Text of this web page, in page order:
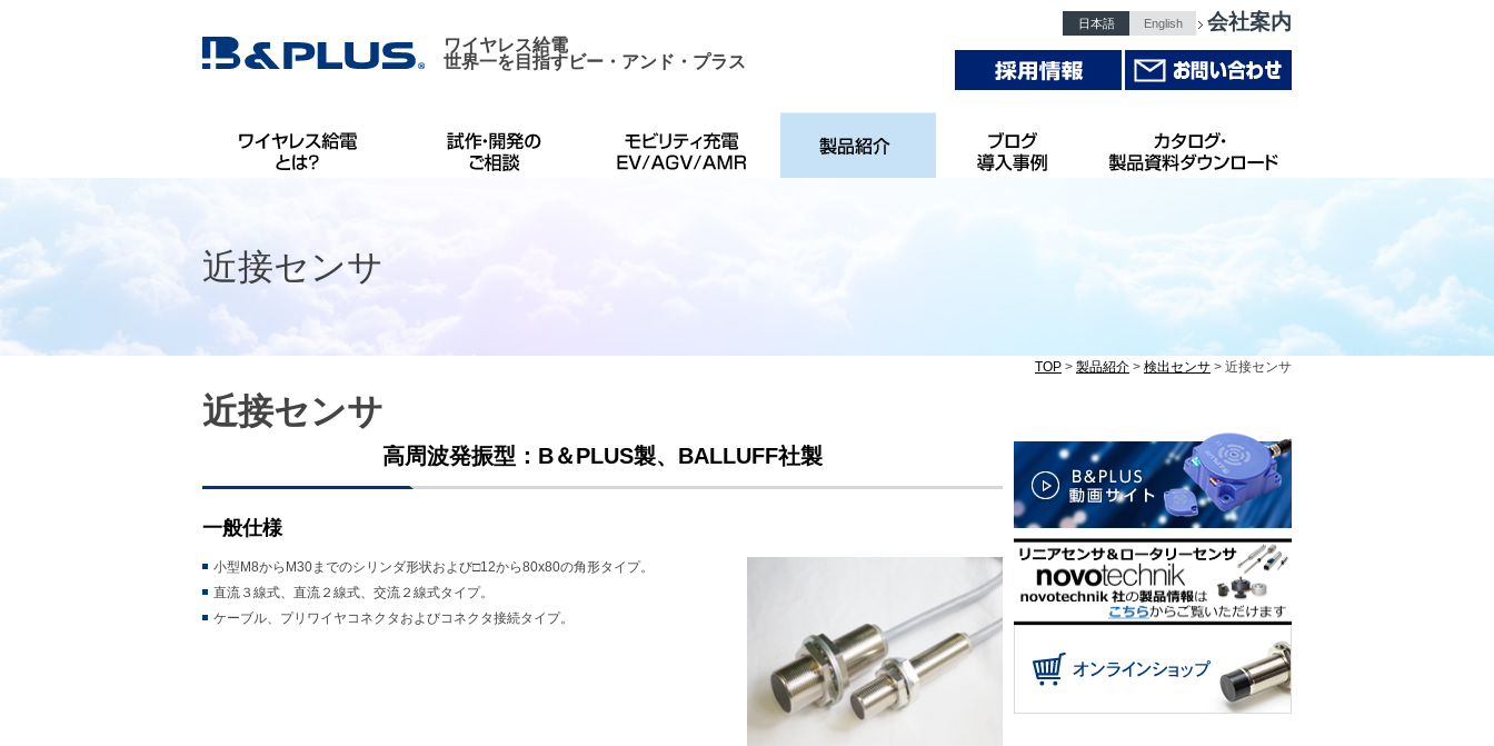
ワイヤレス給電
世界一を目指すビー・アンド・プラス
日本語 English 会社案内
近接センサ
TOP > 製品紹介 > 検出センサ > 近接センサ
近接センサ
高周波発振型：B＆PLUS製、BALLUFF社製
一般仕様
小型M8からM30までのシリンダ形状および□12から80x80の角形タイプ。
直流３線式、直流２線式、交流２線式タイプ。
ケーブル、プリワイヤコネクタおよびコネクタ接続タイプ。